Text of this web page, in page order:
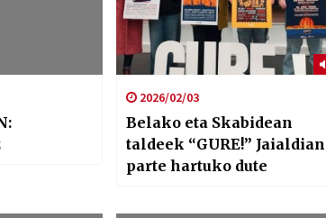
2026/02/03
Belako eta Skabidean
taldeek “GURE!” Jaialdian
parte hartuko dute